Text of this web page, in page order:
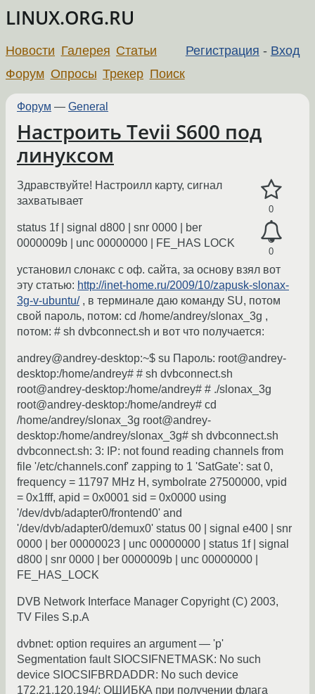
LINUX.ORG.RU
Регистрация - Вход
Новости Галерея Статьи
Форум Опросы Трекер Поиск
Форум — General
Настроить Tevii S600 под
линуксом
0
0
Здравствуйте! Настроилл карту, сигнал
захватывает
status 1f | signal d800 | snr 0000 | ber
0000009b | unc 00000000 | FE_HAS LOCK
установил слонакс с оф. сайта, за основу взял вот
эту статью: http://inet-home.ru/2009/10/zapusk-slonax-
3g-v-ubuntu/, в терминале даю команду SU, потом
свой пароль, потом: cd /home/andrey/slonax_3g ,
потом: # sh dvbconnect.sh и вот что получается:
andrey@andrey-desktop:~$ su Пароль: root@andrey-
desktop:/home/andrey# # sh dvbconnect.sh
root@andrey-desktop:/home/andrey# # ./slonax_3g
root@andrey-desktop:/home/andrey# cd
/home/andrey/slonax_3g root@andrey-
desktop:/home/andrey/slonax_3g# sh dvbconnect.sh
dvbconnect.sh: 3: IP: not found reading channels from
file '/etc/channels.conf' zapping to 1 'SatGate': sat 0,
frequency = 11797 MHz H, symbolrate 27500000, vpid
= 0x1fff, apid = 0x0001 sid = 0x0000 using
'/dev/dvb/adapter0/frontend0' and
'/dev/dvb/adapter0/demux0' status 00 | signal e400 | snr
0000 | ber 00000023 | unc 00000000 | status 1f | signal
d800 | snr 0000 | ber 0000009b | unc 00000000 |
FE_HAS_LOCK
DVB Network Interface Manager Copyright (C) 2003,
TV Files S.p.A
dvbnet: option requires an argument — 'p'
Segmentation fault SIOCSIFNETMASK: No such
device SIOCSIFBRDADDR: No such device
172.21.120.194/: ОШИБКА при получении флага